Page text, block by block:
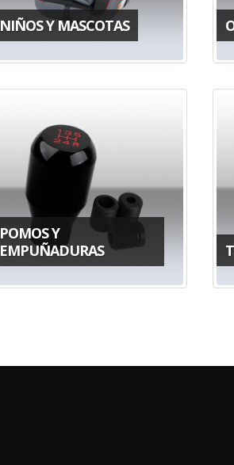
NIÑOS Y MASCOTAS
POMOS Y
EMPUÑADURAS